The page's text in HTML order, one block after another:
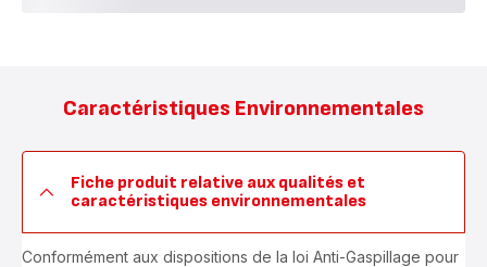
Caractéristiques Environnementales
Fiche produit relative aux qualités et
caractéristiques environnementales
Conformément aux dispositions de la loi Anti-Gaspillage pour